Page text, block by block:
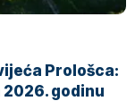
Prološca:
godinu